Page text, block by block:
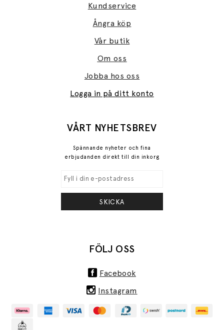
Kundservice
Ångra köp
Vår butik
Om oss
Jobba hos oss
Logga in på ditt konto
VÅRT NYHETSBREV
Spännande nyheter och fina
erbjudanden direkt till din inkorg
SKICKA
FÖLJ OSS
Facebook
Instagram